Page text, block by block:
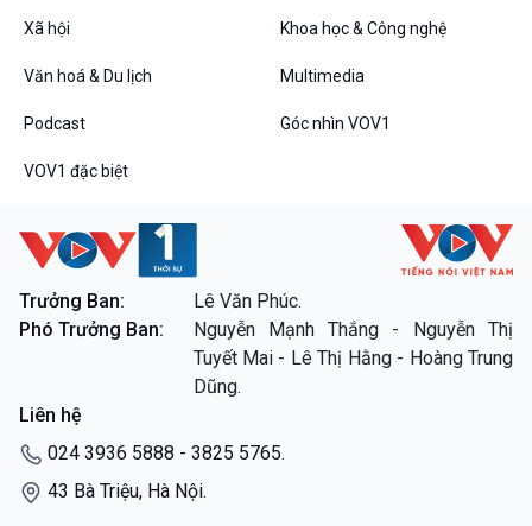
VOV1 đặc biệt
Thanh âm ký sự
Chân dung cuộc sống
Các chương trình đặc biệt
Xã hội Khoa học & Công nghệ
Văn hoá & Du lịch Multimedia
Podcast Góc nhìn VOV1
VOV1 đặc biệt
Trưởng Ban:
Lê Văn Phúc.
Phó Trưởng Ban:
Nguyễn Mạnh Thắng - Nguyễn Thị
Tuyết Mai - Lê Thị Hằng - Hoàng Trung
Dũng.
Liên hệ
024 3936 5888 - 3825 5765.
43 Bà Triệu, Hà Nội.